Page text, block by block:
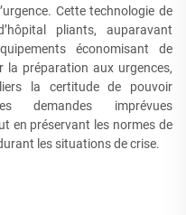
Cette technologie de
pliants, auparavant
économisant de
la préparation aux urgences,
la certitude de pouvoir
demandes imprévues
en préservant les normes de
les situations de crise.